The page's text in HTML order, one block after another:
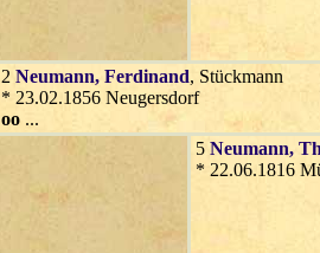
2 Neumann, Ferdinand, Stückmann
* 23.02.1856 Neugersdorf
oo ...
5 Neumann,
* 22.06.1816